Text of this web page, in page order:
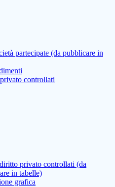
partecipate (da pubblicare in
controllati
privato controllati (da
in tabelle)
grafica